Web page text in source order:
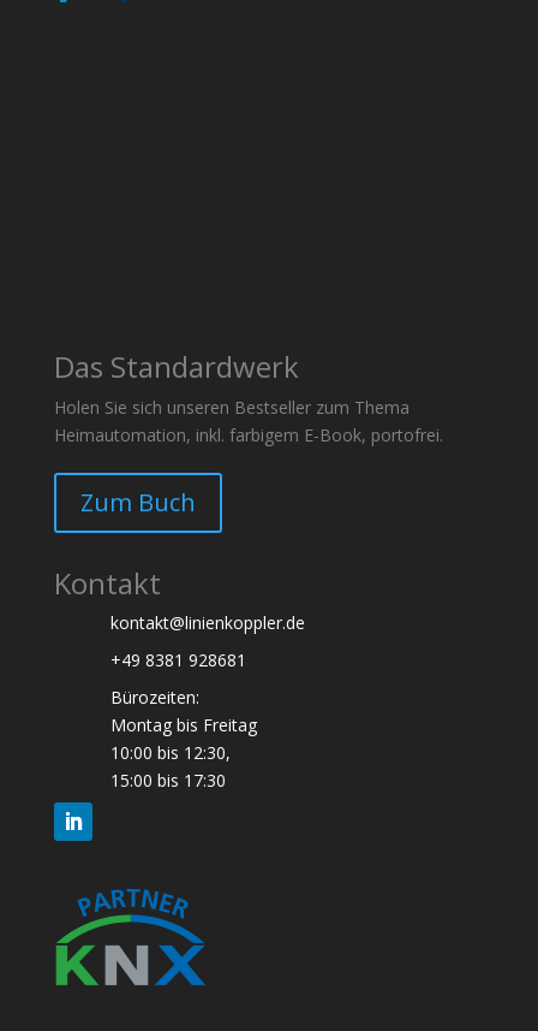
Das Standardwerk
Holen Sie sich unseren Bestseller zum Thema
Heimautomation, inkl. farbigem E-Book, portofrei.
Zum Buch
Kontakt
kontakt@linienkoppler.de
+49 8381 928681
Bürozeiten:
Montag bis Freitag
10:00 bis 12:30,
15:00 bis 17:30